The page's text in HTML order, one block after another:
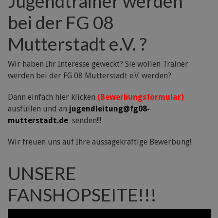
bei der FG 08
Mutterstadt e.V. ?
Wir haben Ihr Interesse geweckt? Sie wollen Trainer
werden bei der FG 08 Mutterstadt e.V. werden?
Dann einfach hier klicken (Bewerbungsformular)
ausfüllen und an jugendleitung@fg08-
mutterstadt.de senden!!!
Wir freuen uns auf Ihre aussagekräftige Bewerbung!
UNSERE
FANSHOPSEITE!!!